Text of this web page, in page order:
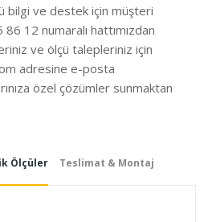
bilgi ve destek için müşteri
12 numaralı hattımızdan
ve ölçü talepleriniz için
adresine e-posta
özel çözümler sunmaktan
Ölçüler Teslimat & Montaj